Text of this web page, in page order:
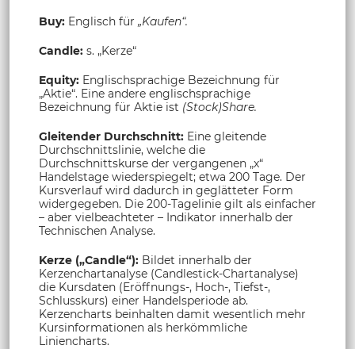
Buy: Englisch für „Kaufen“.
Candle: s. „Kerze“
Equity: Englischsprachige Bezeichnung für
„Aktie“. Eine andere englischsprachige
Bezeichnung für Aktie ist (Stock)Share.
Gleitender Durchschnitt: Eine gleitende
Durchschnittslinie, welche die
Durchschnittskurse der vergangenen „x“
Handelstage wiederspiegelt; etwa 200 Tage. Der
Kursverlauf wird dadurch in geglätteter Form
widergegeben. Die 200-Tagelinie gilt als einfacher
– aber vielbeachteter – Indikator innerhalb der
Technischen Analyse.
Kerze („Candle“): Bildet innerhalb der
Kerzenchartanalyse (Candlestick-Chartanalyse)
die Kursdaten (Eröffnungs-, Hoch-, Tiefst-,
Schlusskurs) einer Handelsperiode ab.
Kerzencharts beinhalten damit wesentlich mehr
Kursinformationen als herkömmliche
Liniencharts.